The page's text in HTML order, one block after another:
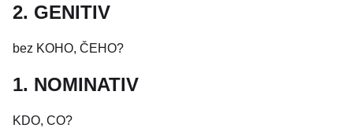
2. GENITIV
bez KOHO, ČEHO?
1. NOMINATIV
KDO, CO?